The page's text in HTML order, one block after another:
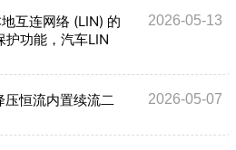
互连网络 (LIN) 的
护功能，汽车LIN
2026-05-13
恒流内置续流二
2026-05-07